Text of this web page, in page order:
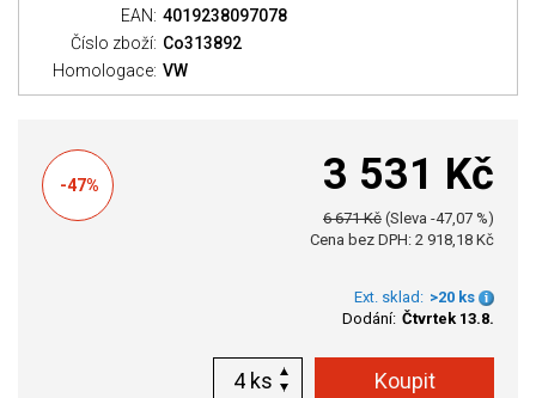
EAN: 4019238097078
Číslo zboží: Co313892
Homologace: VW
-47% 3 531 Kč
6 671 Kč (Sleva -47,07 %)
Cena bez DPH: 2 918,18 Kč
Ext. sklad: >20 ks
Dodání: Čtvrtek 13.8.
ks